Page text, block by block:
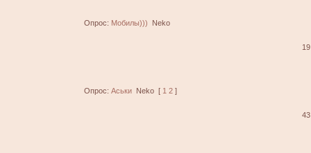
Опрос: Мобилы))) Neko
19
Опрос: Аськи Neko [ 1 2 ]
43